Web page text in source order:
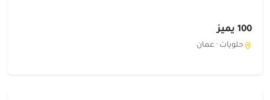
100 يميز
حلويات · عمان